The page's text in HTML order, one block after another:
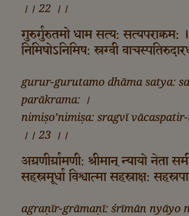
।। 22 ।।
गुरुर्गुरुतमो धाम सत्य: सत्यपराक्रम: ।
निमिषोऽनिमिष: स्रग्वी
gurur-gurutamo dhāma satya:
parākrama: ।
nimiṣo’nimiṣa: sragvī
।। 23 ।।
अग्रणीर्ग्रामणी: श्रीमान्‌ न्यायो नेता
सहस्रमूर्धा विश्वात्मा सहस्राक्ष:
agraṇīr-grāmaṇī: śrīmān nyāyo